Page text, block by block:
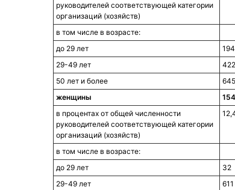
руководителей соответствующей категории
организаций (хозяйств)
в том числе в возрасте:
до 29 лет
194
29-49 лет
50 лет и более
женщины
в процентах от общей численности
руководителей соответствующей категории
организаций (хозяйств)
в том числе в возрасте:
до 29 лет
32
29-49 лет
611